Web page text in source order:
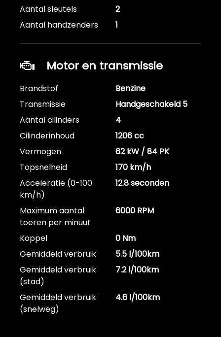
Aantal sleutels
2
Aantal handzenders
1
Motor en transmissie
Brandstof
Benzine
Transmissie
Handgeschakeld 5
Aantal cilinders
4
Cilinderinhoud
1206 cc
Vermogen
62 kW / 84 PK
Topsnelheid
170 km/h
Acceleratie (0-100
km/h)
12.8 seconden
Maximum aantal
toeren per minuut
6000 RPM
Koppel
0 Nm
Gemiddeld verbruik
5.5 l/100km
Gemiddeld verbruik
(stad)
7.2 l/100km
Gemiddeld verbruik
(snelweg)
4.6 l/100km